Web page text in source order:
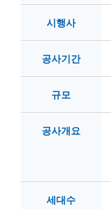
시행사
공사기간
규모
공사개요
세대수